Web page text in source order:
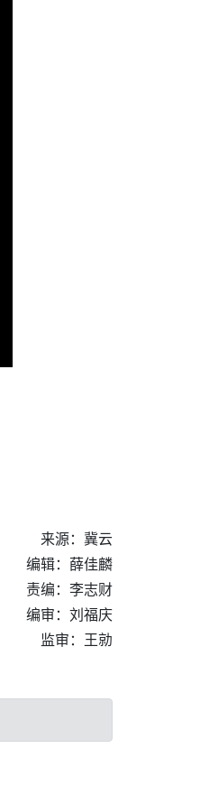
来源：冀云
编辑：薛佳麟
责编：李志财
编审：刘福庆
监审：王勍